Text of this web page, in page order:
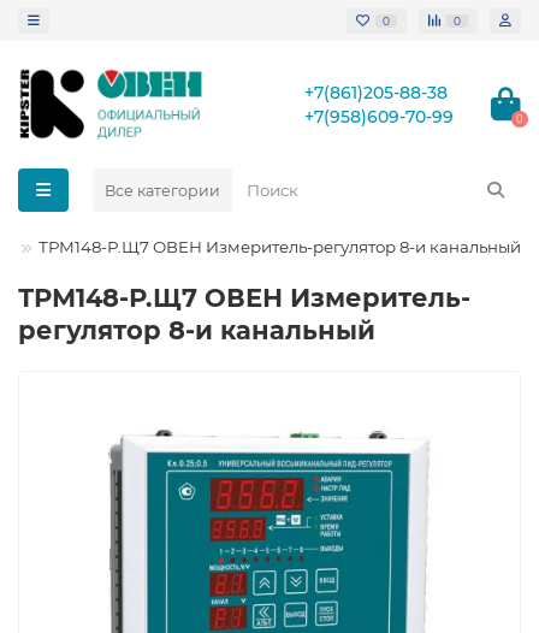
0 0
+7(861)205-88-38
+7(958)609-70-99
0
Все категории
ТРМ148-Р.Щ7 ОВЕН Измеритель-регулятор 8-и канальный
ТРМ148-Р.Щ7 ОВЕН Измеритель-
регулятор 8-и канальный